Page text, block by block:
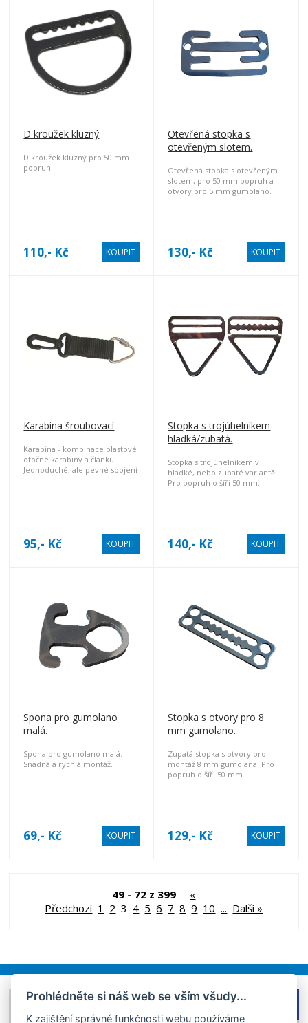
D kroužek kluzný
D kroužek kluzný pro 50 mm
popruh.
110,- Kč KOUPIT
Otevřená stopka s
otevřeným slotem.
Otevřená stopka s otevřeným
slotem, pro 50 mm popruh a
otvory pro 5 mm gumolano.
130,- Kč KOUPIT
Karabina šroubovací
Karabina - kombinace plastové
otočné karabiny a článku.
Jednoduché, ale pevné spojení
95,- Kč KOUPIT
Stopka s trojúhelníkem
hladká/zubatá.
Stopka s trojúhelníkem v
hladké, nebo zubaté variantě.
Pro popruh o šíři 50 mm.
140,- Kč KOUPIT
Spona pro gumolano
malá.
Spona pro gumolano malá.
Snadná a rychlá montáž.
69,- Kč KOUPIT
Stopka s otvory pro 8
mm gumolano.
Zupatá stopka s otvory pro
montáž 8 mm gumolana. Pro
popruh o šíři 50 mm.
129,- Kč KOUPIT
49 - 72 z 399
«
Předchozí 1 2 3 4 5 6 7 8 9 10 ... Další »
FACEBOOK
Prohlédněte si náš web se vším všudy...
K zajištění správné funkčnosti webu používáme